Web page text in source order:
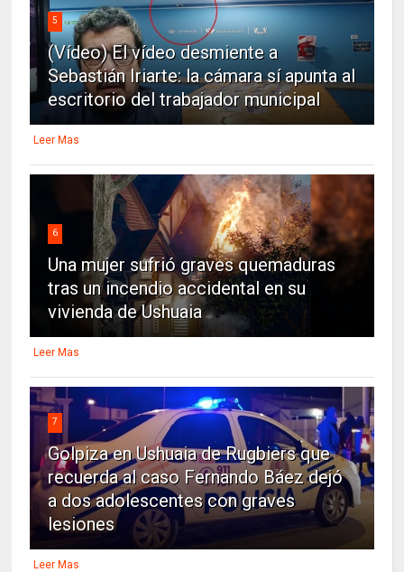
5
(Vídeo) El vídeo desmiente a
Sebastián Iriarte: la cámara sí apunta al
escritorio del trabajador municipal
Leer Mas
6
Una mujer sufrió graves quemaduras
tras un incendio accidental en su
vivienda de Ushuaia
Leer Mas
7
Golpiza en Ushuaia de Rugbiers que
recuerda al caso Fernando Báez dejó
a dos adolescentes con graves
lesiones
Leer Mas